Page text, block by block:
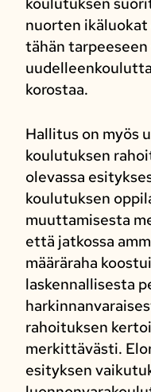
nuorten
tähän
korostaa.
Hallitus on myös
koulutuksen
olevassa
koulutuksen
muuttamisesta
että jatkossa
määräraha
laskennallisesta
rahoituksen
merkittävästi.
esityksen